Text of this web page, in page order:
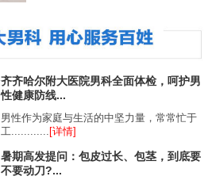
齐齐哈尔附大医院男科全面体检，呵护男
性健康防线...
男性作为家庭与生活的中坚力量，常常忙于
工............ [详情]
暑期高发提问：包皮过长、包茎，到底要
不要动刀?...